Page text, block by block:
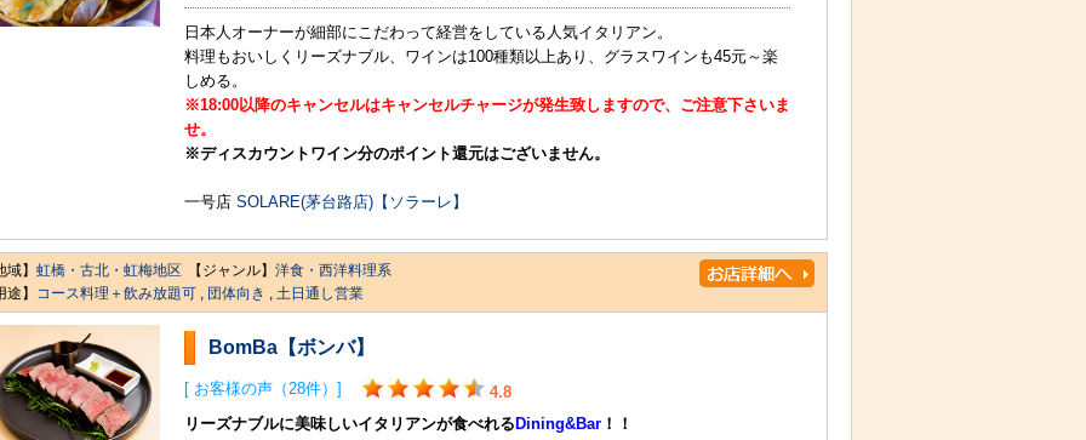
日本人オーナーが細部にこだわって経営をしている人気イタリアン。
料理もおいしくリーズナブル、ワインは100種類以上あり、グラスワインも45元～楽
しめる。
※18:00以降のキャンセルはキャンセルチャージが発生致しますので、ご注意下さいま
せ。
※ディスカウントワイン分のポイント還元はございません。
一号店 SOLARE(茅台路店)【ソラーレ】
域】 虹橋・古北・虹梅地区 【ジャンル】 洋食・西洋料理系
途】 コース料理＋飲み放題可 , 団体向き , 土日通し営業
BomBa【ボンバ】
[ お客様の声（28件）]
4.8
リーズナブルに美味しいイタリアンが食べれる Dining&Bar ！！